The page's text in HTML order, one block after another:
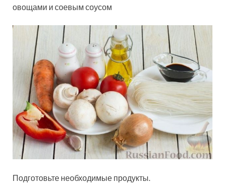
овощами и соевым соусом
Подготовьте необходимые продукты.